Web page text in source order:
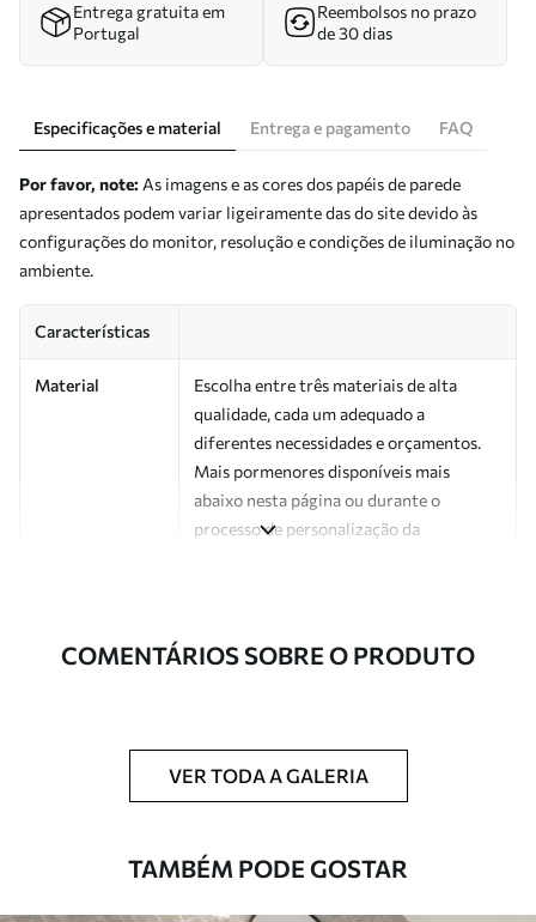
Entrega gratuita em
Portugal
Reembolsos no prazo
de 30 dias
Especificações e material Entrega e pagamento FAQ
Por favor, note: As imagens e as cores dos papéis de parede
apresentados podem variar ligeiramente das do site devido às
configurações do monitor, resolução e condições de iluminação no
ambiente.
Características
Material
Escolha entre três materiais de alta
qualidade, cada um adequado a
diferentes necessidades e orçamentos.
Mais pormenores disponíveis mais
abaixo nesta página ou durante o
processo de personalização da
Número do
a01164
Acabamento Semibrilhante.
Impresso sob encomenda e entregue em
adicionais
Disponível com revestimento de verniz
e/ou adesivo para papel de parede.
COMENTÁRIOS SOBRE O PRODUTO
VER TODA A GALERIA
TAMBÉM PODE GOSTAR